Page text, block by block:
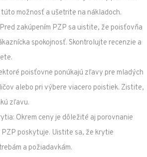
možnosť a ušetrite na nákladoch.
zakúpením PZP sa uistite, že poisťovňa
spokojnosť. Skontrolujte recenzie a
poisťovne ponúkajú zľavy pre mladých
alebo pri výbere viacero poistiek. Zistite,
zľavu.
Okrem ceny je dôležité aj porovnanie
poskytuje. Uistite sa, že krytie
a požiadavkám.